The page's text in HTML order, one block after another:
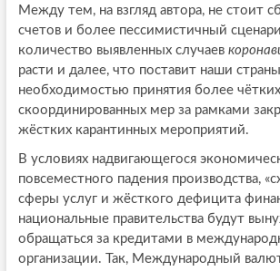
Между тем, на взгляд автора, не стоит
счетов и более пессимистичный
количество выявленных случаев
расти и далее, что поставит наши
необходимостью принятия более чётких
скоординированных мер за рамками
жёстких карантинных мероприятий.
В условиях надвигающегося
повсеместного падения производства,
сферы услуг и жёсткого дефицита
национальные правительства будут
обращаться за кредитами в
организации. Так, Международный